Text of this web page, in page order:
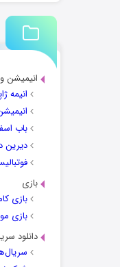
انیمیشن
انیمه
باب
دیرین
بازی
بازی
بازی
دانلود